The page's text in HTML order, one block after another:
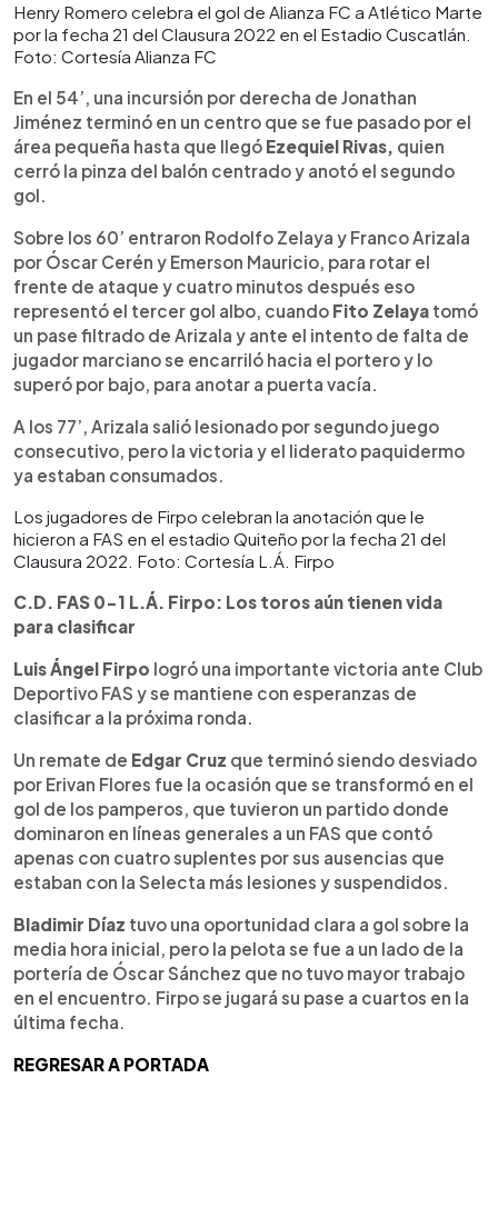
Henry Romero celebra el gol de Alianza FC a Atlético Marte
por la fecha 21 del Clausura 2022 en el Estadio Cuscatlán.
Foto: Cortesía Alianza FC
En el 54’, una incursión por derecha de Jonathan
Jiménez terminó en un centro que se fue pasado por el
área pequeña hasta que llegó Ezequiel Rivas, quien
cerró la pinza del balón centrado y anotó el segundo
gol.
Sobre los 60’ entraron Rodolfo Zelaya y Franco Arizala
por Óscar Cerén y Emerson Mauricio, para rotar el
frente de ataque y cuatro minutos después eso
representó el tercer gol albo, cuando Fito Zelaya tomó
un pase filtrado de Arizala y ante el intento de falta de
jugador marciano se encarriló hacia el portero y lo
superó por bajo, para anotar a puerta vacía.
A los 77’, Arizala salió lesionado por segundo juego
consecutivo, pero la victoria y el liderato paquidermo
ya estaban consumados.
Los jugadores de Firpo celebran la anotación que le
hicieron a FAS en el estadio Quiteño por la fecha 21 del
Clausura 2022. Foto: Cortesía L.Á. Firpo
C.D. FAS 0-1 L.Á. Firpo: Los toros aún tienen vida
para clasificar
Luis Ángel Firpo logró una importante victoria ante Club
Deportivo FAS y se mantiene con esperanzas de
clasificar a la próxima ronda.
Un remate de Edgar Cruz que terminó siendo desviado
por Erivan Flores fue la ocasión que se transformó en el
gol de los pamperos, que tuvieron un partido donde
dominaron en líneas generales a un FAS que contó
apenas con cuatro suplentes por sus ausencias que
estaban con la Selecta más lesiones y suspendidos.
Bladimir Díaz tuvo una oportunidad clara a gol sobre la
media hora inicial, pero la pelota se fue a un lado de la
portería de Óscar Sánchez que no tuvo mayor trabajo
en el encuentro. Firpo se jugará su pase a cuartos en la
última fecha.
REGRESAR A PORTADA